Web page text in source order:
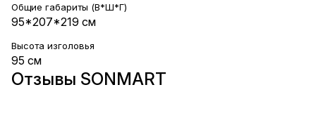
Общие габариты (В*Ш*Г)
95*207*219 см
Высота изголовья
95 см
Отзывы SONMART